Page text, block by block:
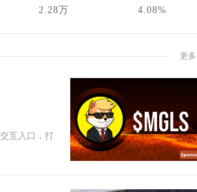
2.28万 4.08%
更
互入口，打